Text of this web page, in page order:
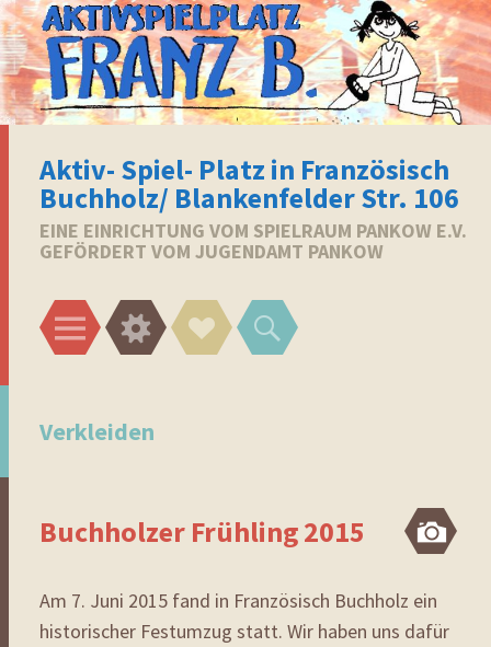
Aktiv- Spiel- Platz in Französisch
Buchholz/ Blankenfelder Str. 106
EINE EINRICHTUNG VOM SPIELRAUM PANKOW E.V.
GEFÖRDERT VOM JUGENDAMT PANKOW
Menü WidgetsSocial-
Links
Suchen
Verkleiden
Buchholzer Frühling 2015
Am 7. Juni 2015 fand in Französisch Buchholz ein
historischer Festumzug statt. Wir haben uns dafür